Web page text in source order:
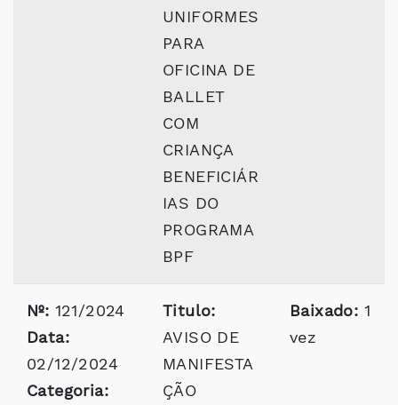
UNIFORMES
PARA
OFICINA DE
BALLET
COM
CRIANÇA
BENEFICIÁR
IAS DO
PROGRAMA
BPF
Nº: 121/2024
Data:
02/12/2024
Categoria:
Titulo:
AVISO DE
MANIFESTA
ÇÃO
Baixado: 1
vez